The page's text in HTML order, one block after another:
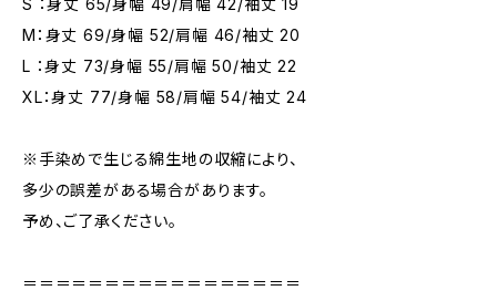
S ：身丈 65/身幅 49/肩幅 42/袖丈 19
M：身丈 69/身幅 52/肩幅 46/袖丈 20
L ：身丈 73/身幅 55/肩幅 50/袖丈 22
XL：身丈 77/身幅 58/肩幅 54/袖丈 24
※手染めで生じる綿生地の収縮により、
多少の誤差がある場合があります。
予め、ご了承ください。
＝＝＝＝＝＝＝＝＝＝＝＝＝＝＝＝＝